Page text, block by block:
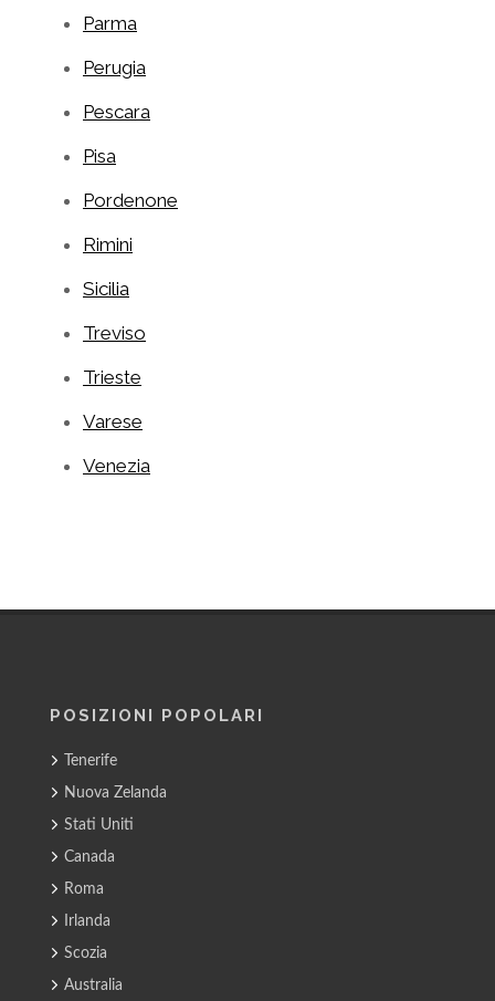
Parma
Perugia
Pescara
Pisa
Pordenone
Rimini
Sicilia
Treviso
Trieste
Varese
Venezia
POSIZIONI POPOLARI
Tenerife
Nuova Zelanda
Stati Uniti
Canada
Roma
Irlanda
Scozia
Australia